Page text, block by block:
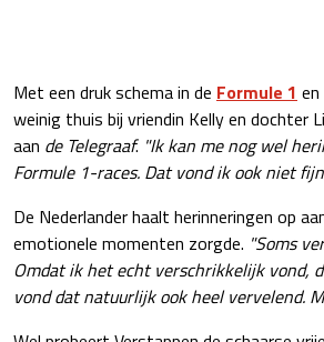
Met een druk schema in de Formule 1
weinig thuis bij vriendin Kelly en dochter
aan de Telegraaf. "Ik kan me nog wel
Formule 1-races. Dat vond ik ook niet
De Nederlander haalt herinneringen op
emotionele momenten zorgde. "Soms
Omdat ik het echt verschrikkelijk vond,
vond dat natuurlijk ook heel vervelend.